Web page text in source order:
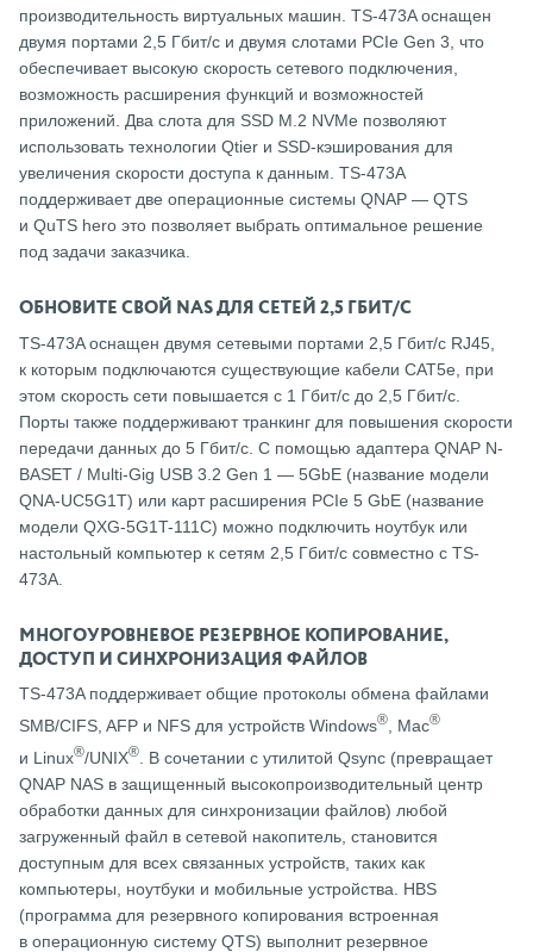
производительность виртуальных машин. TS-473A оснащен
двумя портами 2,5 Гбит/c и двумя слотами PCIe Gen 3, что
обеспечивает высокую скорость сетевого подключения,
возможность расширения функций и возможностей
приложений. Два слота для SSD M.2 NVMe позволяют
использовать технологии Qtier и SSD-кэширования для
увеличения скорости доступа к данным. TS-473A
поддерживает две операционные системы QNAP — QTS
и QuTS hero это позволяет выбрать оптимальное решение
под задачи заказчика.
ОБНОВИТЕ СВОЙ NAS ДЛЯ СЕТЕЙ 2,5 ГБИТ/C
TS-473A оснащен двумя сетевыми портами 2,5 Гбит/c RJ45,
к которым подключаются существующие кабели CAT5e, при
этом скорость сети повышается с 1 Гбит/с до 2,5 Гбит/с.
Порты также поддерживают транкинг для повышения скорости
передачи данных до 5 Гбит/с. С помощью адаптера QNAP N-
BASET / Multi-Gig USB 3.2 Gen 1 — 5GbE (название модели
QNA-UC5G1T) или карт расширения PCIe 5 GbE (название
модели QXG-5G1T-111C) можно подключить ноутбук или
настольный компьютер к сетям 2,5 Гбит/c совместно с TS-
473A.
МНОГОУРОВНЕВОЕ РЕЗЕРВНОЕ КОПИРОВАНИЕ,
ДОСТУП И СИНХРОНИЗАЦИЯ ФАЙЛОВ
TS-473A поддерживает общие протоколы обмена файлами
SMB/CIFS, AFP и NFS для устройств Windows® , Mac®
и Linux®/UNIX®
. В сочетании с утилитой Qsync (превращает
QNAP NAS в защищенный высокопроизводительный центр
обработки данных для синхронизации файлов) любой
загруженный файл в сетевой накопитель, становится
доступным для всех связанных устройств, таких как
компьютеры, ноутбуки и мобильные устройства. HBS
(программа для резервного копирования встроенная
в операционную систему QTS) выполнит резервное